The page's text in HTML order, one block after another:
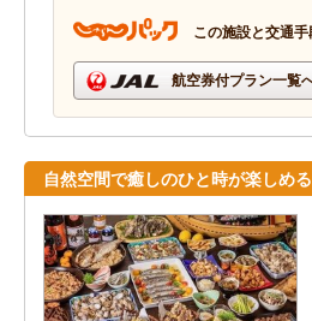
この施設と交通
航空券付プラン一覧
自然空間で癒しのひと時が楽しめ